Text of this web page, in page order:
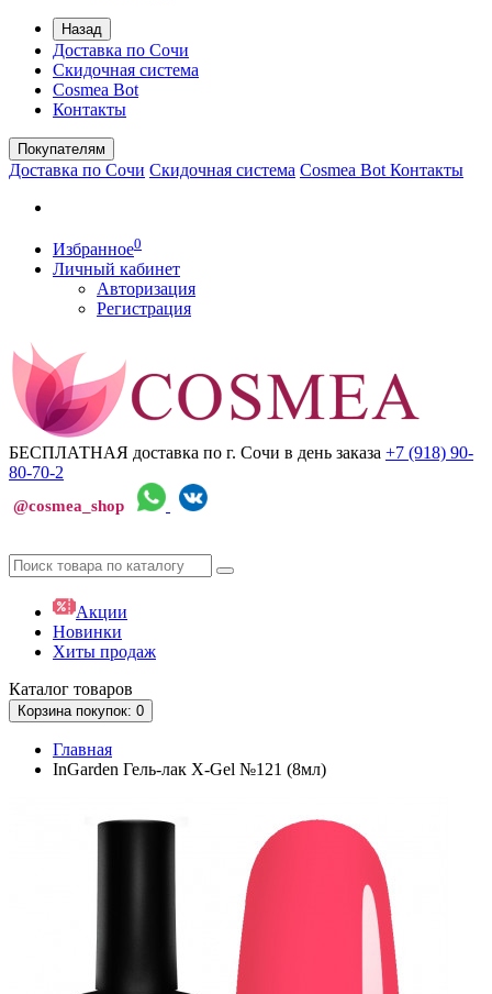
Назад
Доставка по Сочи
Скидочная система
Cosmea Bot
Контакты
Покупателям
Доставка по Сочи Скидочная система Cosmea Bot Контакты
Избранное0
Личный кабинет
Авторизация
Регистрация
БЕСПЛАТНАЯ доставка по г. Сочи в день заказа +7 (918) 90-
80-70-2
@cosmea_shop
Акции
Новинки
Хиты продаж
Каталог товаров
Корзинапокупок: 0
Главная
InGarden Гель-лак X-Gel №121 (8мл)